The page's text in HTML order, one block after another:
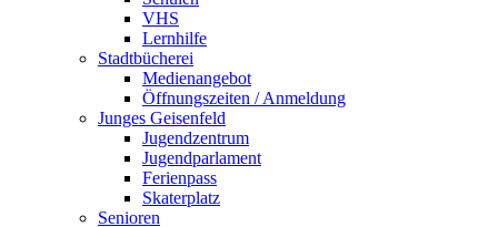
VHS
Lernhilfe
Stadtbücherei
Medienangebot
Öffnungszeiten / Anmeldung
Junges Geisenfeld
Jugendzentrum
Jugendparlament
Ferienpass
Skaterplatz
Senioren